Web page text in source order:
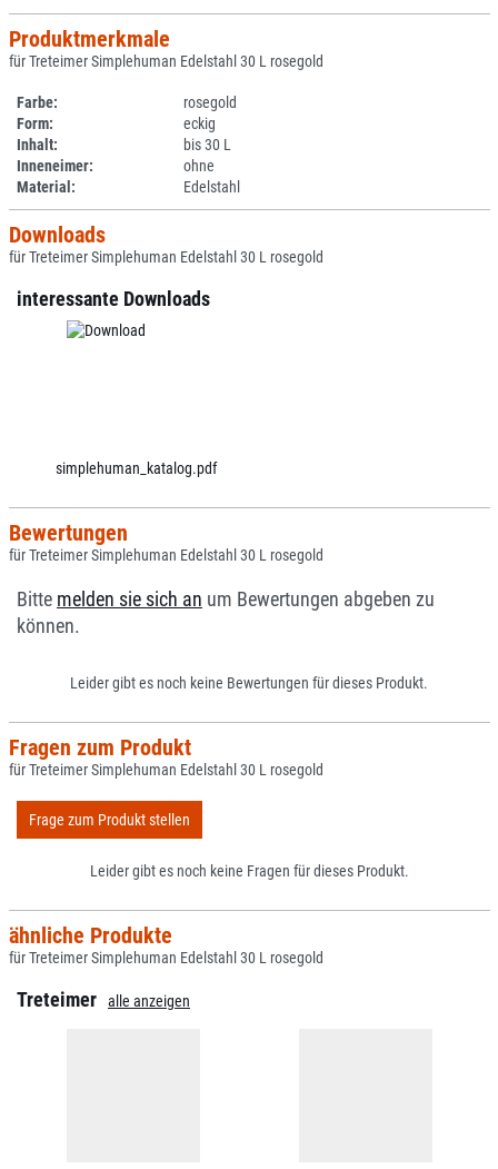
Produktmerkmale
für Treteimer Simplehuman Edelstahl 30 L rosegold
Farbe:
rosegold
Form:
eckig
Inhalt:
bis 30 L
Inneneimer:
ohne
Material:
Edelstahl
Downloads
für Treteimer Simplehuman Edelstahl 30 L rosegold
interessante Downloads
simplehuman_katalog.pdf
Bewertungen
für Treteimer Simplehuman Edelstahl 30 L rosegold
Bitte melden sie sich an um Bewertungen abgeben zu
können.
Leider gibt es noch keine Bewertungen für dieses Produkt.
Fragen zum Produkt
für Treteimer Simplehuman Edelstahl 30 L rosegold
Frage zum Produkt stellen
Leider gibt es noch keine Fragen für dieses Produkt.
ähnliche Produkte
für Treteimer Simplehuman Edelstahl 30 L rosegold
Treteimer alle anzeigen